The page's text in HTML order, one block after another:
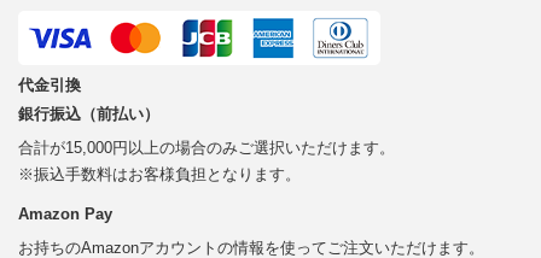
代金引換
銀行振込（前払い）
合計が15,000円以上の場合のみご選択いただけます。
※振込手数料はお客様負担となります。
Amazon Pay
お持ちのAmazonアカウントの情報を使ってご注文いただけます。